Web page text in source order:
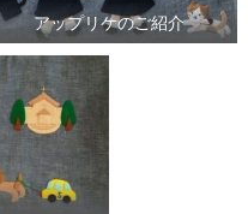
アップリケのご紹介